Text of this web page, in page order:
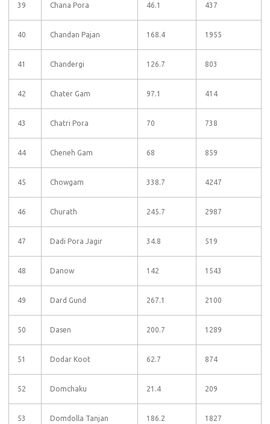
39 Chana Pora 46.1 437
40 Chandan Pajan 168.4 1955
41 Chandergi 126.7 803
42 Chater Gam 97.1 414
43 Chatri Pora 70 738
44 Cheneh Gam 68 859
45 Chowgam 338.7 4247
46 Churath 245.7 2987
47 Dadi Pora Jagir 34.8 519
48 Danow 142 1543
49 Dard Gund 267.1 2100
50 Dasen 200.7 1289
51 Dodar Koot 62.7 874
52 Domchaku 21.4 209
53 Domdolla Tanjan 186.2 1827